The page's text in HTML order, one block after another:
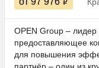
OPEN Group – лидер
предоставляющее
для повышения